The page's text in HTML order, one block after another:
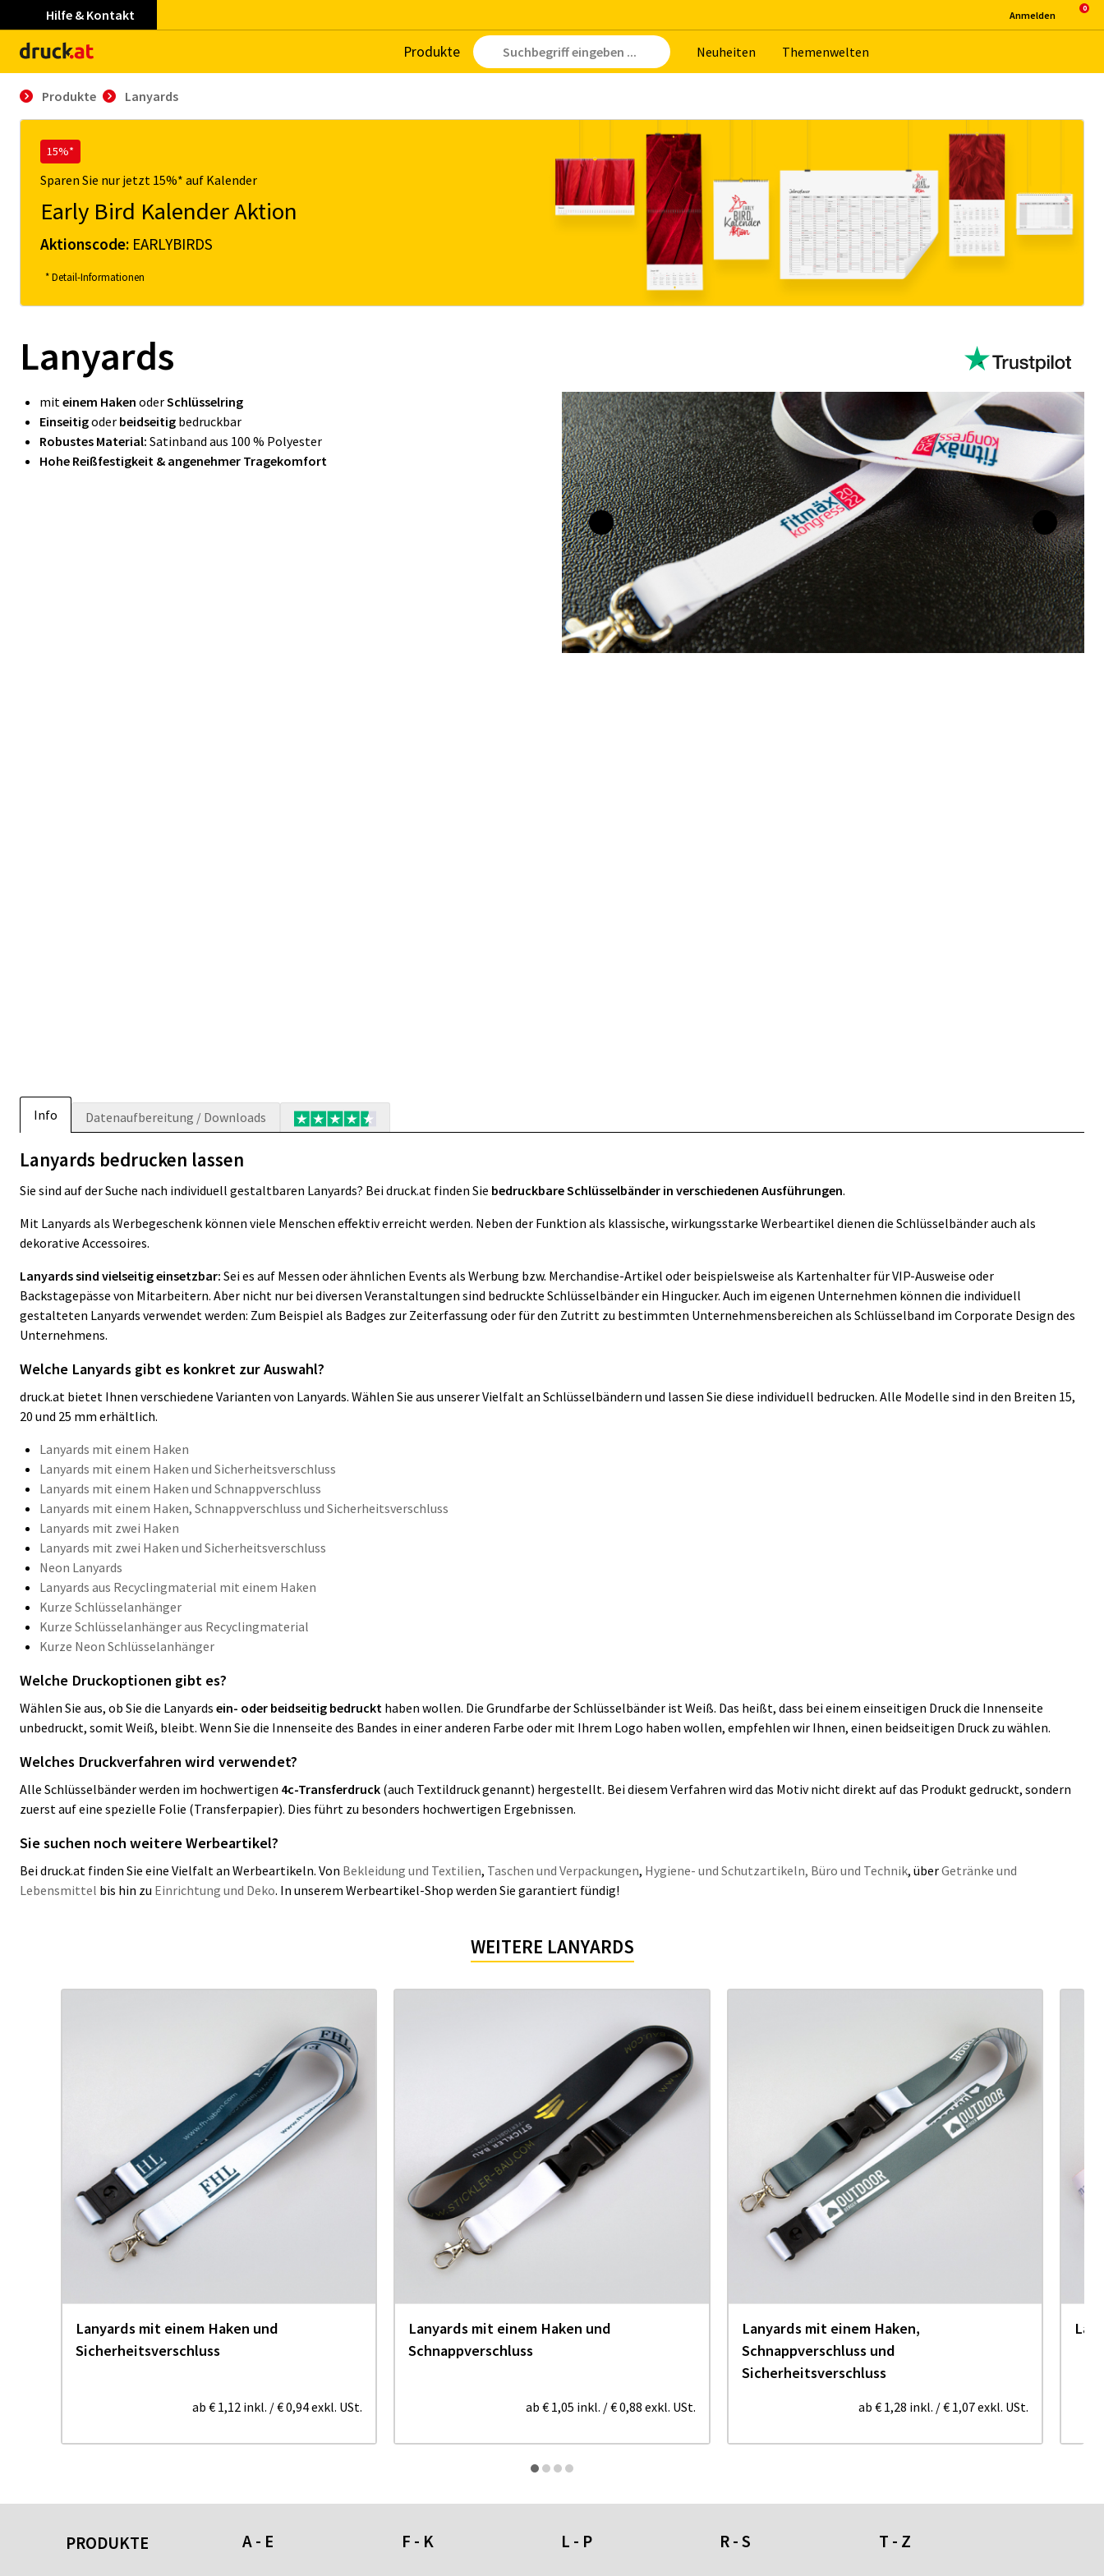
Hilfe & Kontakt
Pro­duk­te Neu­hei­ten The­men­wel­ten
An­mel­den
Produkte Lanyards
15%*
Sparen Sie nur jetzt 15%* auf Kalender
Early Bird Kalender Aktion
Aktionscode: EARLYBIRDS
* Detail-Informationen
Lanyards
miteinem Haken oderSchlüsselring
Einseitigoder beidseitig bedruckbar
Robustes Material: Satinband aus 100 % Polyester
Hohe Reißfestigkeit & angenehmer Tragekomfort
Info Datenaufbereitung / Downloads
Lanyards bedrucken lassen
Sie sind auf der Suche nach individuell gestaltbaren Lanyards? Bei druck.at finden Sie bedruckbare Schlüsselbänder in verschiedenen Ausführungen.
Mit Lanyards als Werbegeschenk können viele Menschen effektiv erreicht werden. Neben der Funktion als klassische, wirkungsstarke Werbeartikel dienen die Schlüsselbänder auch als
dekorative Accessoires.
Lanyards sind vielseitig einsetzbar: Sei es auf Messen oder ähnlichen Events als Werbung bzw. Merchandise-Artikel oder beispielsweise als Kartenhalter für VIP-Ausweise oder
Backstagepässe von Mitarbeitern. Aber nicht nur bei diversen Veranstaltungen sind bedruckte Schlüsselbänder ein Hingucker. Auch im eigenen Unternehmen können die individuell
gestalteten Lanyards verwendet werden: Zum Beispiel als Badges zur Zeiterfassung oder für den Zutritt zu bestimmten Unternehmensbereichen als Schlüsselband im Corporate Design des
Unternehmens.
Welche Lanyards gibt es konkret zur Auswahl?
druck.at bietet Ihnen verschiedene Varianten von Lanyards. Wählen Sie aus unserer Vielfalt an Schlüsselbändern und lassen Sie diese individuell bedrucken. Alle Modelle sind in den Breiten 15,
20 und 25 mm erhältlich.
Lanyards mit einem Haken
Lanyards mit einem Haken und Sicherheitsverschluss
Lanyards mit einem Haken und Schnappverschluss
Lanyards mit einem Haken, Schnappverschluss und Sicherheitsverschluss
Lanyards mit zwei Haken
Lanyards mit zwei Haken und Sicherheitsverschluss
Neon Lanyards
Lanyards aus Recyclingmaterial mit einem Haken
Kurze Schlüsselanhänger
Kurze Schlüsselanhänger aus Recyclingmaterial
Kurze Neon Schlüsselanhänger
Welche Druckoptionen gibt es?
Wählen Sie aus, ob Sie die Lanyards ein- oder beidseitig bedruckt haben wollen. Die Grundfarbe der Schlüsselbänder ist Weiß. Das heißt, dass bei einem einseitigen Druck die Innenseite
unbedruckt, somit Weiß, bleibt. Wenn Sie die Innenseite des Bandes in einer anderen Farbe oder mit Ihrem Logo haben wollen, empfehlen wir Ihnen, einen beidseitigen Druck zu wählen.
Welches Druckverfahren wird verwendet?
Alle Schlüsselbänder werden im hochwertigen 4c-Transferdruck (auch Textildruck genannt) hergestellt. Bei diesem Verfahren wird das Motiv nicht direkt auf das Produkt gedruckt, sondern
zuerst auf eine spezielle Folie (Transferpapier). Dies führt zu besonders hochwertigen Ergebnissen.
Sie suchen noch weitere Werbeartikel?
Bei druck.at finden Sie eine Vielfalt an Werbeartikeln. Von Bekleidung und Textilien, Taschen und Verpackungen, Hygiene- und Schutzartikeln, Büro und Technik, überGetränke und
Lebensmittel bis hin zu Einrichtung und Deko. In unserem Werbeartikel-Shop werden Sie garantiert fündig!
WEITERE LANYARDS
Lanyards mit einem Haken und
Sicherheitsverschluss
ab€ 1,12 inkl. /€ 0,94exkl. USt.
Lanyards mit einem Haken und
Schnappverschluss
ab € 1,05 inkl. /€ 0,88 exkl. USt.
Lanyards mit einem Haken,
Schnappverschluss und
Sicherheitsverschluss
ab € 1,28 inkl. /€ 1,07exkl. USt.
PRODUKTE A - E F - K L - P R - S T - Z